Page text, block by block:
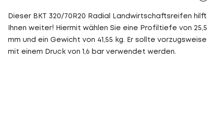
Dieser BKT 320/70R20 Radial Landwirtschaftsreifen hilft
Ihnen weiter! Hiermit wählen Sie eine Profiltiefe von 25,5
mm und ein Gewicht von 41,55 kg. Er sollte vorzugsweise
mit einem Druck von 1,6 bar verwendet werden.